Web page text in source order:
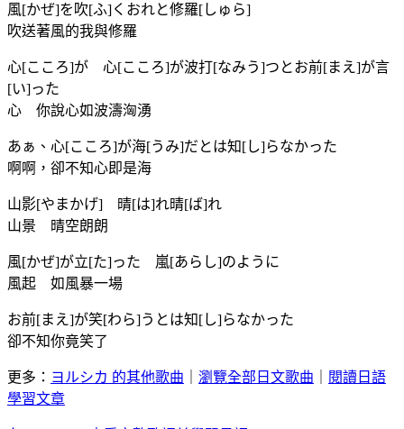
風[かぜ]を吹[ふ]くおれと修羅[しゅら]
吹送著風的我與修羅
心[こころ]が 心[こころ]が波打[なみう]つとお前[まえ]が言
[い]った
心 你說心如波濤洶湧
あぁ、心[こころ]が海[うみ]だとは知[し]らなかった
啊啊，卻不知心即是海
山影[やまかげ] 晴[は]れ晴[ば]れ
山景 晴空朗朗
風[かぜ]が立[た]った 嵐[あらし]のように
風起 如風暴一場
お前[まえ]が笑[わら]うとは知[し]らなかった
卻不知你竟笑了
更多： ヨルシカ 的其他歌曲 瀏覽全部日文歌曲
閱讀日語
學習文章